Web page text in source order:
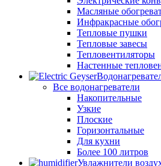
Масляные
Инфракрасные
Тепловые пушки
Тепловые завесы
Тепловентиляторы
Настенные
Все водонагреватели
Накопительные
Узкие
Плоские
Горизонтальные
Для кухни
Более 100 литров
Увлажнители